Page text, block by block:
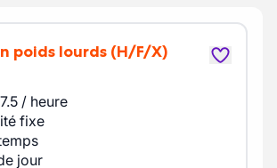
poids lourds (H/F/X)
/ heure
fixe
jour